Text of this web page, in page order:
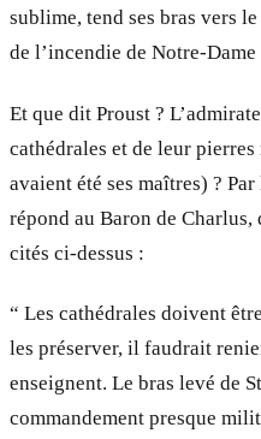
sublime, tend ses bras vers
de l’incendie de Notre-
Et que dit Proust ?
cathédrales et de leur
avaient été ses maîtres) ?
répond au Baron de
cités ci-dessus :
“ Les cathédrales doivent
les préserver, il faudrait
enseignent. Le bras levé de
commandement presque